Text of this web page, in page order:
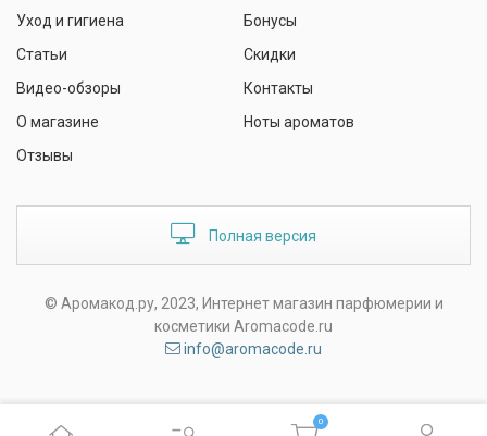
Уход и гигиена
Статьи
Видео-обзоры
О магазине
Отзывы
Бонусы
Скидки
Контакты
Ноты ароматов
Полная версия
© Аромакод.ру, 2023, Интернет магазин парфюмерии и
косметики Aromacode.ru
info@aromacode.ru
0